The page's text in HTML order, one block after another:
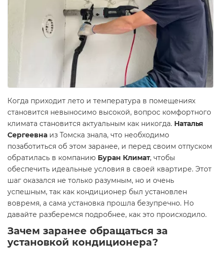
Когда приходит лето и температура в помещениях
становится невыносимо высокой, вопрос комфортного
климата становится актуальным как никогда. Наталья
Сергеевна из Томска знала, что необходимо
позаботиться об этом заранее, и перед своим отпуском
обратилась в компанию Буран Климат, чтобы
обеспечить идеальные условия в своей квартире. Этот
шаг оказался не только разумным, но и очень
успешным, так как кондиционер был установлен
вовремя, а сама установка прошла безупречно. Но
давайте разберемся подробнее, как это происходило.
Зачем заранее обращаться за
установкой кондиционера?